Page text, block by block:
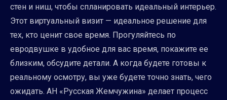
стен и ниш, чтобы спланировать идеальный интерьер.
Этот виртуальный визит — идеальное решение для
тех, кто ценит свое время. Прогуляйтесь по
евродвушке в удобное для вас время, покажите ее
близким, обсудите детали. А когда будете готовы к
реальному осмотру, вы уже будете точно знать, чего
ожидать. АН «Русская Жемчужина» делает процесс